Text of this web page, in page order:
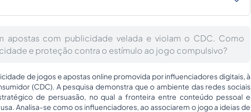
apostas com publicidade velada e violam o CDC. Como
e proteção contra o estímulo ao jogo compulsivo?
de jogos e apostas online promovida por influenciadores digitais, à
(CDC). A pesquisa demonstra que o ambiente das redes sociais
de persuasão, no qual a fronteira entre conteúdo pessoal e
Analisa-se como os influenciadores, ao associarem o jogo a ideias de